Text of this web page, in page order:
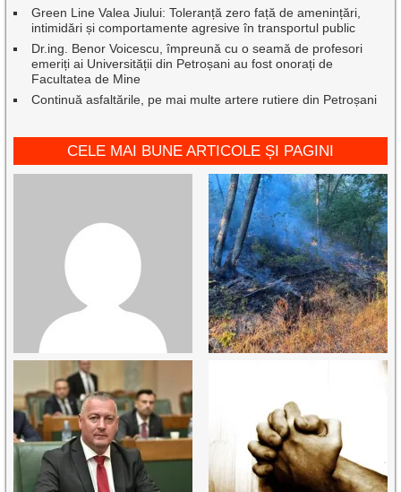
Green Line Valea Jiului: Toleranță zero față de amenințări,
intimidări și comportamente agresive în transportul public
Dr.ing. Benor Voicescu, împreună cu o seamă de profesori
emeriți ai Universității din Petroșani au fost onorați de
Facultatea de Mine
Continuă asfaltările, pe mai multe artere rutiere din Petroșani
CELE MAI BUNE ARTICOLE ȘI PAGINI